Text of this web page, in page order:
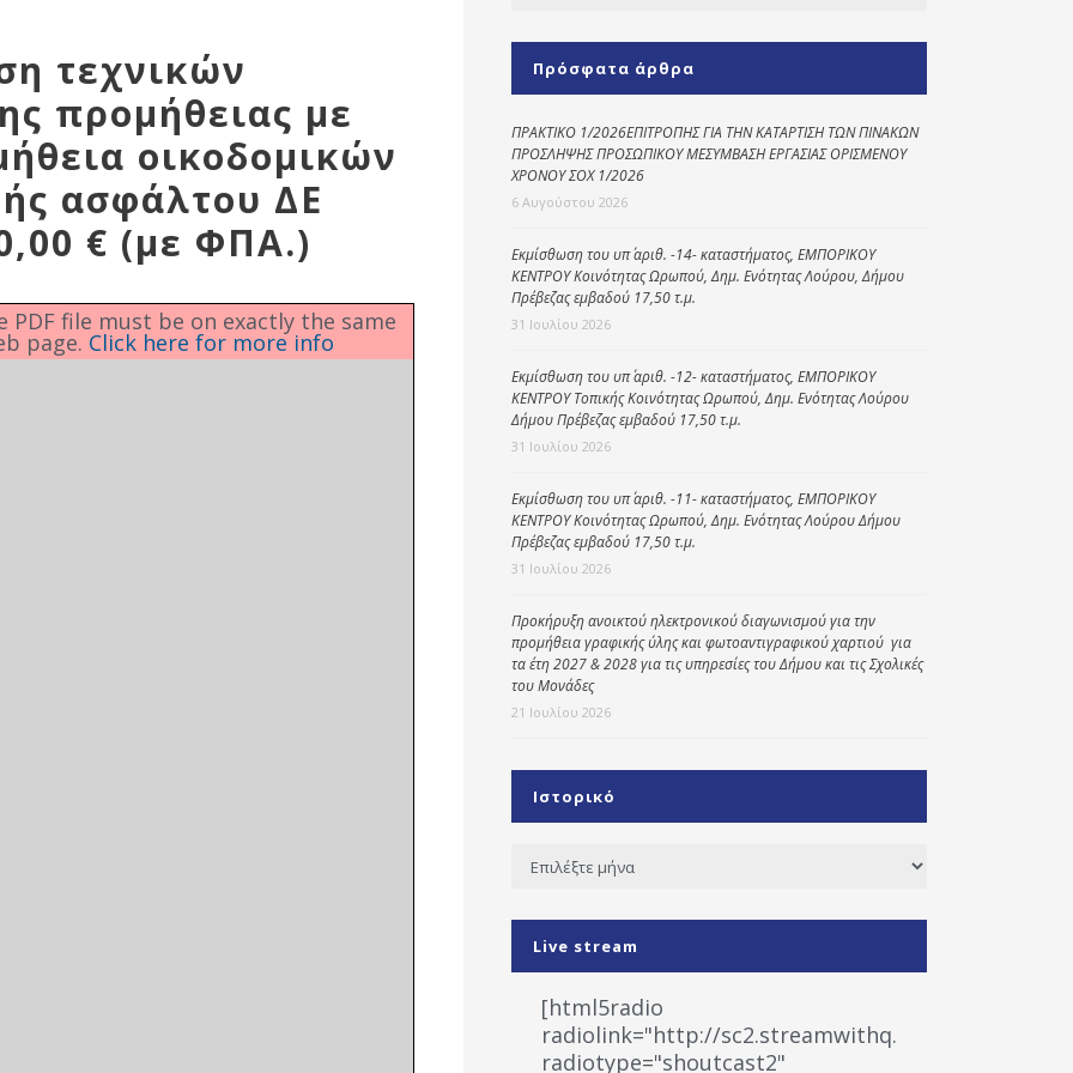
Γραφείο εσόδων
Kοινωνικό
φαρμακείο
Πρόγραμμα
Φροντίδας
Ηλικιωμένων
(Κ.Η.Φ.Η.) Πρέβεζας
τεχνικών
προμήθειας με
οικοδομικών
ασφάλτου ΔΕ
€ (με ΦΠΑ.)
file must be on exactly the same
page. Click here for more info
Πρόσφατα άρθρα
ΠΡΑΚΤΙΚΟ 1/2026ΕΠΙΤΡΟΠΗΣ ΓΙΑ ΤΗΝ ΚΑΤΑΡΤΙΣΗ ΤΩΝ ΠΙΝΑΚΩΝ
ΠΡΟΣΛΗΨΗΣ ΠΡΟΣΩΠΙΚΟΥ ΜΕΣΥΜΒΑΣΗ ΕΡΓΑΣΙΑΣ ΟΡΙΣΜΕΝΟΥ
ΧΡΟΝΟΥ ΣΟΧ 1/2026
6 Αυγούστου 2026
Εκμίσθωση του υπ΄ αριθ. -14- καταστήματος, ΕΜΠΟΡΙΚΟΥ
ΚΕΝΤΡΟΥ Κοινότητας Ωρωπού, Δημ. Ενότητας Λούρου, Δήμου
Πρέβεζας εμβαδού 17,50 τ.μ.
31 Ιουλίου 2026
Εκμίσθωση του υπ΄ αριθ. -12- καταστήματος, ΕΜΠΟΡΙΚΟΥ
ΚΕΝΤΡΟΥ Τοπικής Κοινότητας Ωρωπού, Δημ. Ενότητας Λούρου
Δήμου Πρέβεζας εμβαδού 17,50 τ.μ.
31 Ιουλίου 2026
Εκμίσθωση του υπ΄ αριθ. -11- καταστήματος, ΕΜΠΟΡΙΚΟΥ
ΚΕΝΤΡΟΥ Κοινότητας Ωρωπού, Δημ. Ενότητας Λούρου Δήμου
Πρέβεζας εμβαδού 17,50 τ.μ.
31 Ιουλίου 2026
Προκήρυξη ανοικτού ηλεκτρονικού διαγωνισμού για την
προμήθεια γραφικής ύλης και φωτοαντιγραφικού χαρτιού για
τα έτη 2027 & 2028 για τις υπηρεσίες του Δήμου και τις Σχολικές
του Μονάδες
21 Ιουλίου 2026
Ιστορικό
Ιστορικό
Live stream
[html5radio
radiolink="http://sc2.streamwithq.com:8028/
radiotype="shoutcast2"